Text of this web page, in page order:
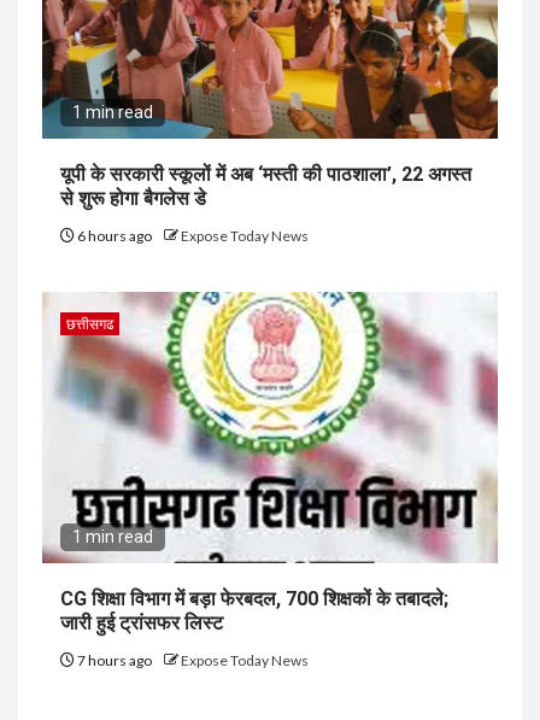
1 min read
यूपी के सरकारी स्कूलों में अब ‘मस्ती की पाठशाला’, 22 अगस्त
से शुरू होगा बैगलेस डे
6 hours ago Expose Today News
छत्तीसगढ
1 min read
CG शिक्षा विभाग में बड़ा फेरबदल, 700 शिक्षकों के तबादले;
जारी हुई ट्रांसफर लिस्ट
7 hours ago Expose Today News